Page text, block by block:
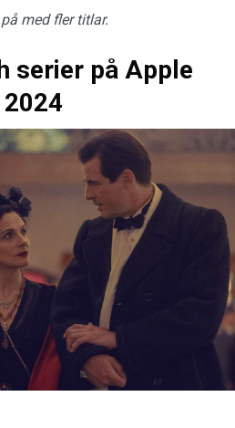
med fler titlar.
serier på Apple